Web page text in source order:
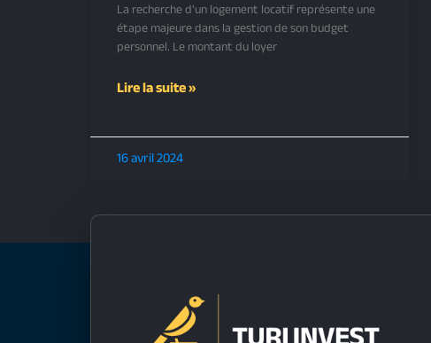
La recherche d’un logement locatif représente une
étape majeure dans la gestion de son budget
personnel. Le montant du loyer
Lire la suite »
16 avril 2024